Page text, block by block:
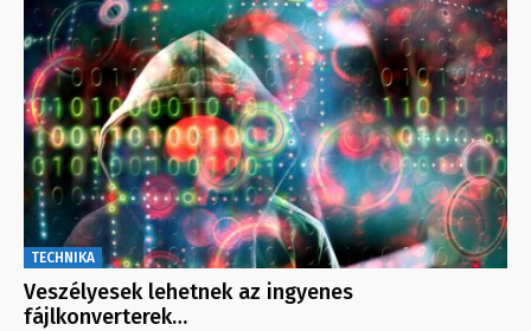
TECHNIKA
Veszélyesek lehetnek az ingyenes
fájlkonverterek…